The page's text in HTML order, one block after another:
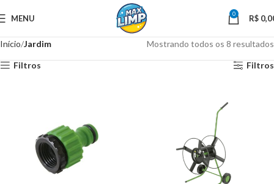
MENU 0 R$
Início Jardim Mostrando todos os 8 resultados
Filtros Filtros